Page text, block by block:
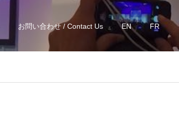
お問い合わせ / Contact Us EN FR